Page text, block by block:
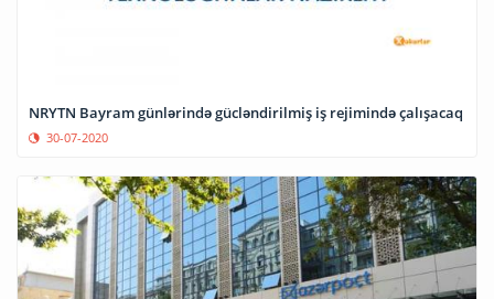
NRYTN Bayram günlərində gücləndirilmiş iş rejimində çalışacaq
30-07-2020